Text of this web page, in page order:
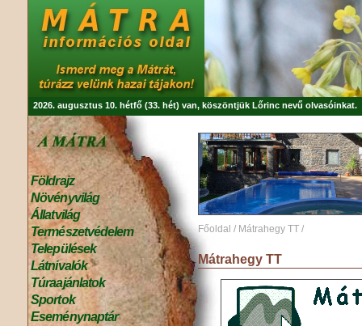
2026. augusztus 10. hétfő (33. hét) van, köszöntjük Lőrinc nevű olvasóinkat.
Földrajz
Növényvilág
Állatvilág
Természetvédelem
Települések
Látnivalók
Túraajánlatok
Sportok
Eseménynaptár
Főoldal / Mátrahegy TT /
Mátrahegy TT